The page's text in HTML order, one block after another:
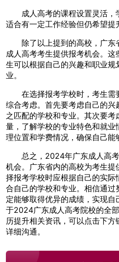
成人高考的课程设置灵活，
适合有一定工作经验但仍希望提
除了以上提到的高校，广
成人高考考生提供报考机会。
生可以根据自己的兴趣和职业
业。
在选择报考学校时，考生
综合考虑。首先要考虑自己的
之匹配的学校和专业。其次要
量，了解学校的专业特色和就
理位置和学费情况，确保自己能
总之，2024年广东成人高
机会。广东省内的高校为考生
择报考学校时应根据自己的实
合自己的学校和专业。相信通
定能够取得优异的成绩，实现
于2024广东成人高考院校的全
历提升相关资讯，可以点击下
详细沟通。